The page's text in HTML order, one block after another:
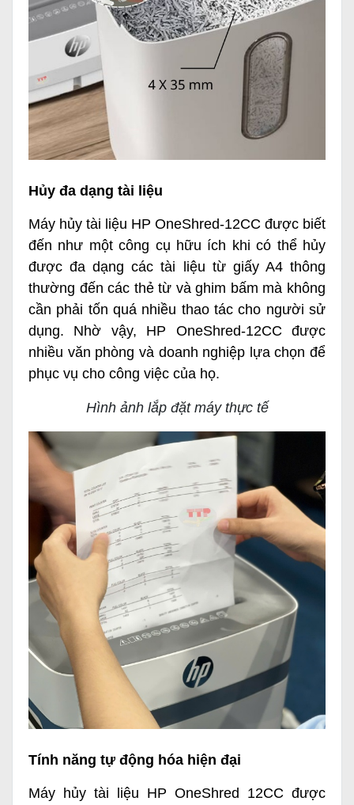
Hủy đa dạng tài liệu
Máy hủy tài liệu HP OneShred-12CC được biết
đến như một công cụ hữu ích khi có thể hủy
được đa dạng các tài liệu từ giấy A4 thông
thường đến các thẻ từ và ghim bấm mà không
cần phải tốn quá nhiều thao tác cho người sử
dụng. Nhờ vậy, HP OneShred-12CC được
nhiều văn phòng và doanh nghiệp lựa chọn để
phục vụ cho công việc của họ.
Hình ảnh lắp đặt máy thực tế
Tính năng tự động hóa hiện đại
Máy hủy tài liệu HP OneShred 12CC được